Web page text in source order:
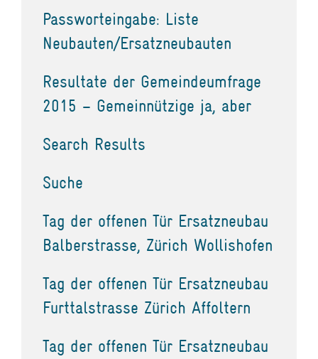
Passworteingabe: Liste
Neubauten/Ersatzneubauten
Resultate der Gemeindeumfrage
2015 – Gemeinnützige ja, aber
Search Results
Suche
Tag der offenen Tür Ersatzneubau
Balberstrasse, Zürich Wollishofen
Tag der offenen Tür Ersatzneubau
Furttalstrasse Zürich Affoltern
Tag der offenen Tür Ersatzneubau